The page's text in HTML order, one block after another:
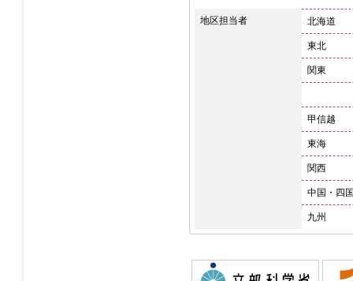
地区担当者 北海道
東北
関東
甲信越
東海
関西
中国・四
九州